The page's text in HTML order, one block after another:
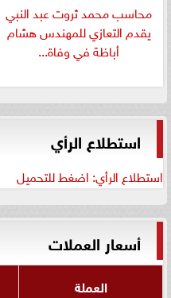
​محاسب محمد ثروت عبد النبي
يقدم التعازي للمهندس هشام
أباظة في وفاة...
استطلاع الرأي
استطلاع الرأي: اضغط للتحميل
أسعار العملات
العملة